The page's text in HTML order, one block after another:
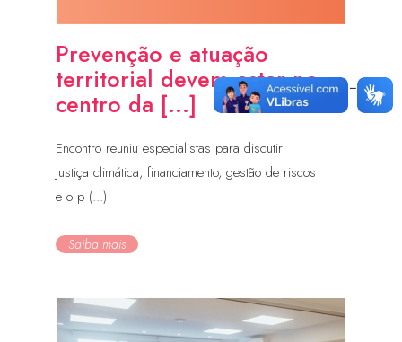
Prevenção e atuação
territorial devem estar no
centro da [...]
Encontro reuniu especialistas para discutir
justiça climática, financiamento, gestão de riscos
e o p (...)
Saiba mais